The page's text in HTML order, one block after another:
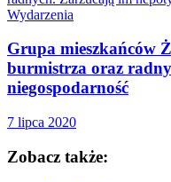
Wydarzenia
Grupa mieszkańców
burmistrza oraz
niegospodarność
7 lipca 2020
Zobacz także: